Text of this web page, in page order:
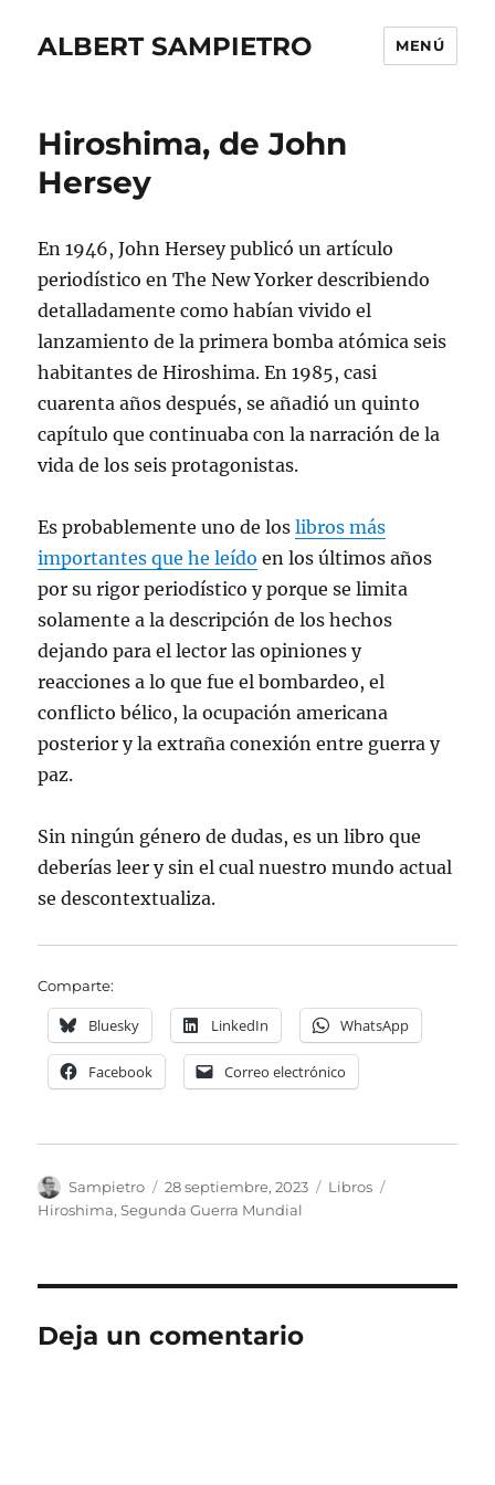
ALBERT SAMPIETRO MENÚ
Hiroshima, de John
Hersey
En 1946, John Hersey publicó un artículo
periodístico en The New Yorker describiendo
detalladamente como habían vivido el
lanzamiento de la primera bomba atómica seis
habitantes de Hiroshima. En 1985, casi
cuarenta años después, se añadió un quinto
capítulo que continuaba con la narración de la
vida de los seis protagonistas.
Es probablemente uno de loslibros más
importantes que he leído en los últimos años
por su rigor periodístico y porque se limita
solamente a la descripción de los hechos
dejando para el lector las opiniones y
reacciones a lo que fue el bombardeo, el
conflicto bélico, la ocupación americana
posterior y la extraña conexión entre guerra y
paz.
Sin ningún género de dudas, es un libro que
deberías leer y sin el cual nuestro mundo actual
se descontextualiza.
Comparte:
Bluesky LinkedIn WhatsApp
Facebook Correo electrónico
Autor
Sampietro
Publicado
el
28 septiembre, 2023 Categorías
Libros
Hiroshima,Segunda Guerra Mundial
Deja un comentario